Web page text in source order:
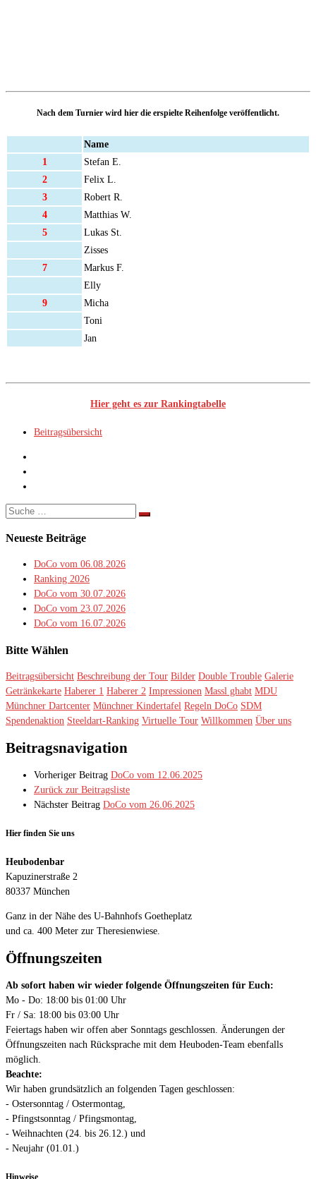
Nach dem Turnier wird hier die erspielte Reihenfolge veröffentlicht.
Name
1
Stefan E.
2
Felix L.
3
Robert R.
4
Matthias W.
5
Lukas St.
Zisses
7
Markus F.
Elly
9
Micha
Toni
Jan
Hier geht es zur Rankingtabelle
Beitragsübersicht
Suche
Suche
Neueste Beiträge
DoCo vom 06.08.2026
Ranking 2026
DoCo vom 30.07.2026
DoCo vom 23.07.2026
DoCo vom 16.07.2026
Bitte Wählen
Beitragsübersicht Beschreibung der Tour Bilder Double Trouble Galerie
Getränkekarte Haberer 1 Haberer 2 Impressionen Massl ghabt MDU
Münchner Dartcenter Münchner Kindertafel Regeln DoCo SDM
Spendenaktion Steeldart-Ranking Virtuelle Tour Willkommen Über uns
Beitragsnavigation
Vorheriger Beitrag DoCo vom 12.06.2025
Zurück zur Beitragsliste
Nächster Beitrag DoCo vom 26.06.2025
Hier finden Sie uns
Heubodenbar
Kapuzinerstraße 2
80337 München
Ganz in der Nähe des U-Bahnhofs Goetheplatz
und ca. 400 Meter zur Theresienwiese.
Öffnungszeiten
Ab sofort haben wir wieder folgende Öffnungszeiten für Euch:
Mo - Do: 18:00 bis 01:00 Uhr
Fr / Sa: 18:00 bis 03:00 Uhr
Feiertags haben wir offen aber Sonntags geschlossen. Änderungen der
Öffnungszeiten nach Rücksprache mit dem Heuboden-Team ebenfalls
möglich.
Beachte:
Wir haben grundsätzlich an folgenden Tagen geschlossen:
- Ostersonntag / Ostermontag,
- Pfingstsonntag / Pfingsmontag,
- Weihnachten (24. bis 26.12.) und
- Neujahr (01.01.)